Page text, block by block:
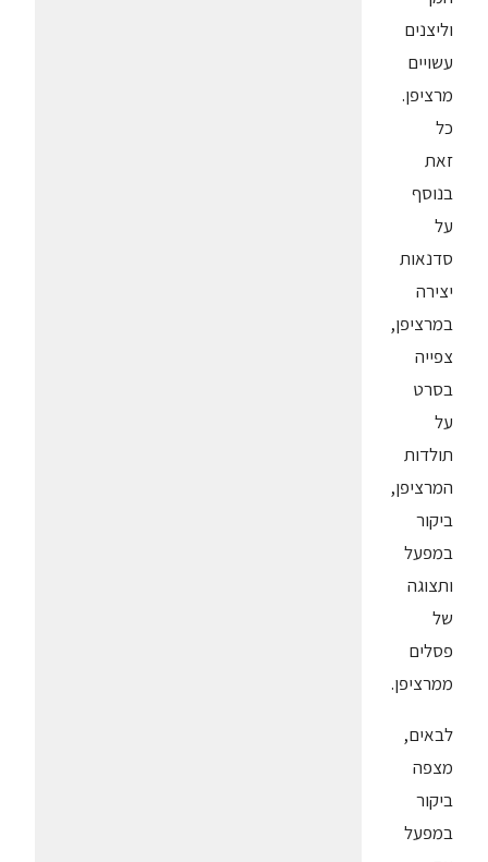
וליצנים
עשויים
מרציפן.
כל
זאת
בנוסף
על
סדנאות
יצירה
במרציפן,
צפייה
בסרט
על
תולדות
המרציפן,
ביקור
במפעל
ותצוגה
של
פסלים
ממרציפן.
לבאים,
מצפה
ביקור
במפעל